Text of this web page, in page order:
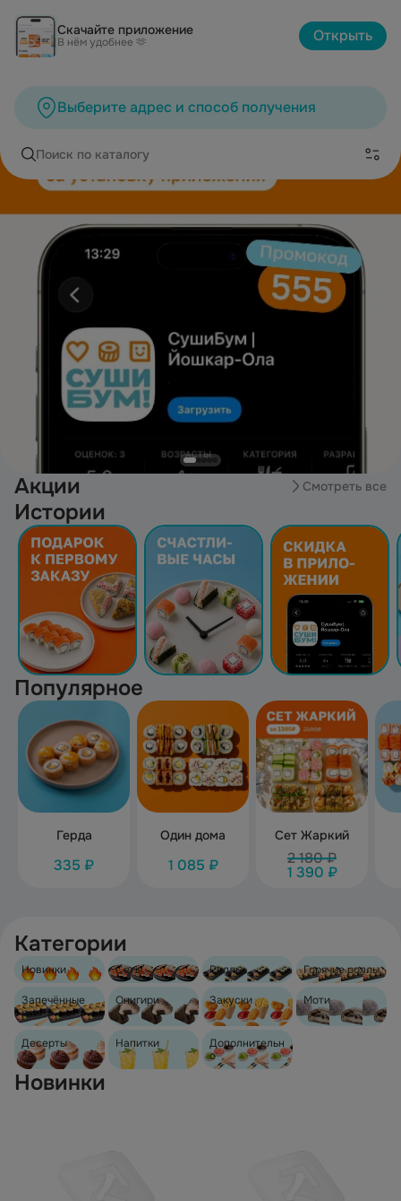
Скачайте приложение
В нём удобнее 🫶 Открыть
Выберите адрес и способ получения
Поиск по каталогу
Акции Смотреть все
Истории
Популярное
Герда
335 ₽
Один дома
1 085 ₽
Сет Жаркий
2 180 ₽
1 390 ₽
Категории
Новинки Сеты Роллы Горячие роллы
Запечённые
роллы
Онигири Закуски Моти
Десерты Напитки
Дополнительн
о
Новинки